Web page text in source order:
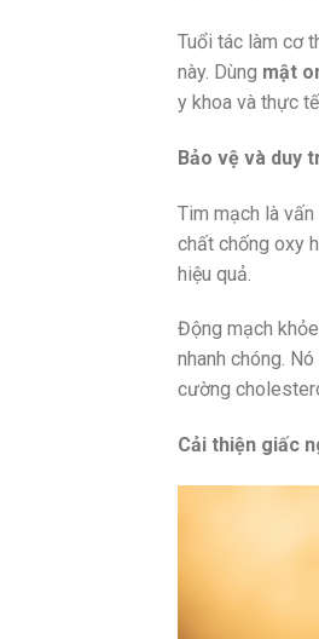
Tuổi tác làm cơ
này. Dùng mật
y khoa và thực
Bảo vệ và duy
Tim mạch là
chất chống oxy
hiệu quả.
Động mạch
nhanh chóng.
cường
Cải thiện giấc